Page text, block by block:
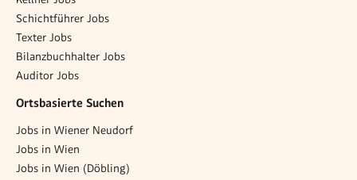
Schichtführer Jobs
Texter Jobs
Bilanzbuchhalter Jobs
Auditor Jobs
Ortsbasierte Suchen
Jobs in Wiener Neudorf
Jobs in Wien
Jobs in Wien (Döbling)